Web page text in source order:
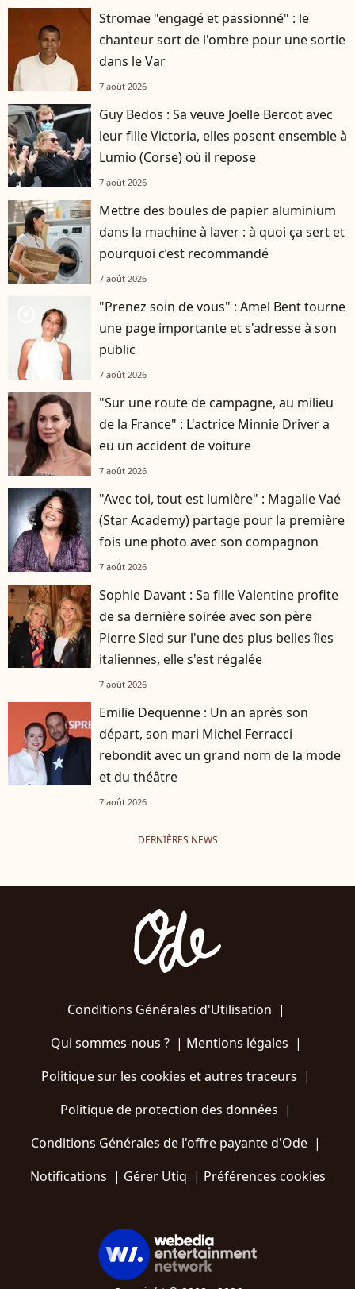
Stromae "engagé et passionné" : le
chanteur sort de l'ombre pour une sortie
dans le Var
7 août 2026
Guy Bedos : Sa veuve Joëlle Bercot avec
leur fille Victoria, elles posent ensemble à
Lumio (Corse) où il repose
7 août 2026
Mettre des boules de papier aluminium
dans la machine à laver : à quoi ça sert et
pourquoi c’est recommandé
7 août 2026
"Prenez soin de vous" : Amel Bent tourne
une page importante et s'adresse à son
public
7 août 2026
"Sur une route de campagne, au milieu
de la France" : L'actrice Minnie Driver a
eu un accident de voiture
7 août 2026
"Avec toi, tout est lumière" : Magalie Vaé
(Star Academy) partage pour la première
fois une photo avec son compagnon
7 août 2026
Sophie Davant : Sa fille Valentine profite
de sa dernière soirée avec son père
Pierre Sled sur l'une des plus belles îles
italiennes, elle s'est régalée
7 août 2026
Emilie Dequenne : Un an après son
départ, son mari Michel Ferracci
rebondit avec un grand nom de la mode
et du théâtre
7 août 2026
DERNIÈRES NEWS
Conditions Générales d'Utilisation |
Qui sommes-nous ?| Mentions légales |
Politique sur les cookies et autres traceurs |
Politique de protection des données |
Conditions Générales de l'offre payante d'Ode |
Notifications | Gérer Utiq | Préférences cookies